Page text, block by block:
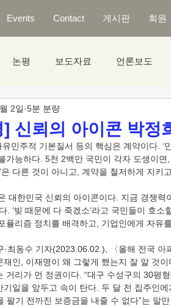
Events Contact 게시판 회원
논평 보도자료 언론보도
신뢰의 아이콘 박정
2일 5분 분량
가능하다. 5천 2백만 국민이 각자 도생이
은 다른 것이 아니고, 계약을 철저하게 지키
. ‘빚 때문에 다 죽겠소’라고 국민들이 호
퓰리즘 정치를 배격하고, 기업인에게 자유
재인, 이재명이 왜 그렇게 했는지 잘 알 것
거리가 먼 정권이다. “대구 수성구의 30평
일을 앞두고 속이 탄다. 두 달 전 집주인에
팔기 전까진 보증금을 내줄 수 없다”는 말